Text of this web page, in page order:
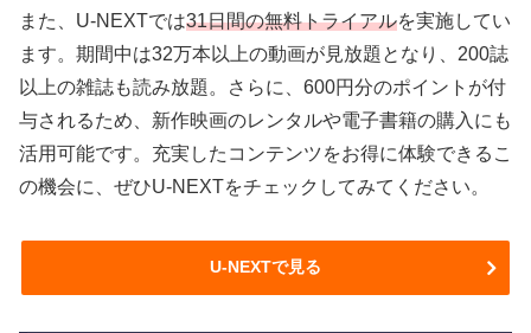
また、U-NEXTでは31日間の無料トライアルを実施してい
ます。期間中は32万本以上の動画が見放題となり、200誌
以上の雑誌も読み放題。さらに、600円分のポイントが付
与されるため、新作映画のレンタルや電子書籍の購入にも
活用可能です。充実したコンテンツをお得に体験できるこ
の機会に、ぜひU-NEXTをチェックしてみてください。
U-NEXTで見る